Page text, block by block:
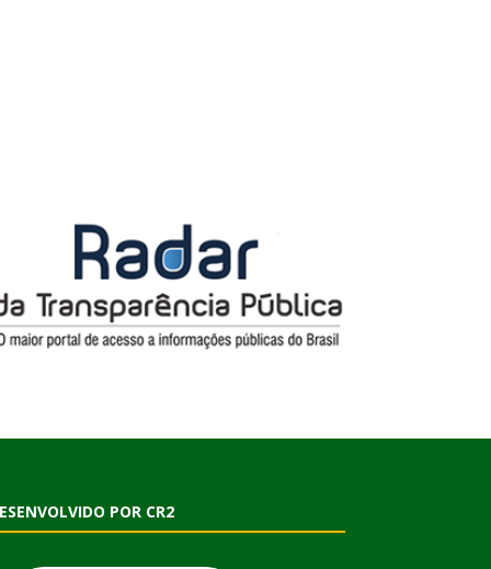
POR CR2